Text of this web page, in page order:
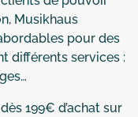
Musikhaus
pour des
différents services :
199€ d’achat sur